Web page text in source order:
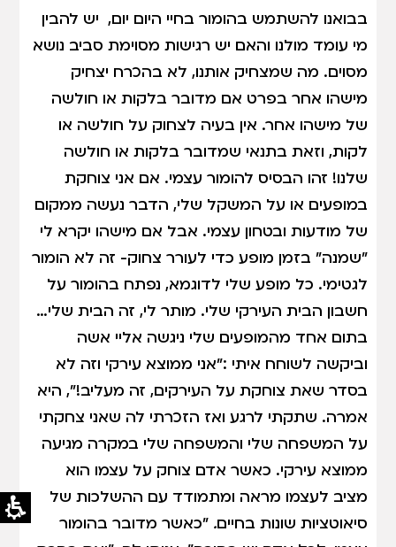
בבואנו להשתמש בהומור בחיי היום יום, יש להבין
מי עומד מולנו והאם יש רגישות מסוימת סביב נושא
מסוים. מה שמצחיק אותנו, לא בהכרח יצחיק
מישהו אחר בפרט אם מדובר בלקות או חולשה
של מישהו אחר. אין בעיה לצחוק על חולשה או
לקות, וזאת בתנאי שמדובר בלקות או חולשה
שלנו! זהו הבסיס להומור עצמי. אם אני צוחקת
במופעים או על המשקל שלי, הדבר נעשה ממקום
של מודעות ובטחון עצמי. אבל אם מישהו יקרא לי
"שמנה" בזמן מופע כדי לעורר צחוק- זה לא הומור
לגטימי. כל מופע שלי לדוגמא, נפתח בהומור על
חשבון הבית העירקי שלי. מותר לי, זה הבית שלי…
בתום אחד מהמופעים שלי ניגשה אליי אשה
וביקשה לשוחח איתי :"אני ממוצא עירקי וזה לא
בסדר שאת צוחקת על העירקים, זה מעליב!", היא
אמרה. שתקתי לרגע ואז הזכרתי לה שאני צחקתי
על המשפחה שלי והמשפחה שלי במקרה מגיעה
ממוצא עירקי. כאשר אדם צוחק על עצמו הוא
מציב לעצמו מראה ומתמודד עם ההשלכות של
סיאוטציות שונות בחיים. "כאשר מדובר בהומור